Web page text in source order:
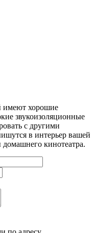
имеют хорошие
звукоизоляционные
с другими
в интерьер вашей
кинотеатра.